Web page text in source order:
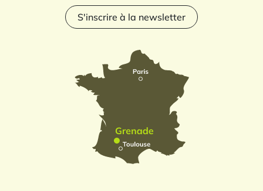
S'inscrire à la newsletter